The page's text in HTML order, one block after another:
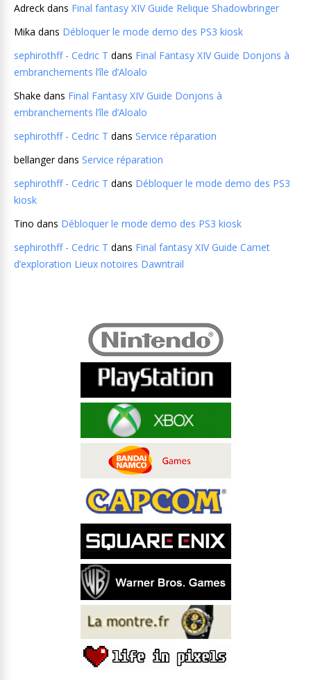
Adreck dans Final fantasy XIV Guide Relique Shadowbringer
Mika dans Débloquer le mode demo des PS3 kiosk
sephirothff - Cedric T dans Final Fantasy XIV Guide Donjons à
embranchements l’île d’Aloalo
Shake dans Final Fantasy XIV Guide Donjons à
embranchements l’île d’Aloalo
sephirothff - Cedric T dans Service réparation
bellangerdans Service réparation
sephirothff - Cedric T dans Débloquer le mode demo des PS3
kiosk
Tino dans Débloquer le mode demo des PS3 kiosk
sephirothff - Cedric T dans Final fantasy XIV Guide Carnet
d’exploration Lieux notoires Dawntrail